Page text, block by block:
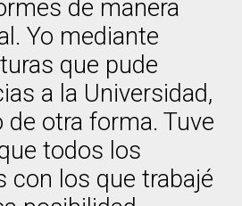
de manera
Yo mediante
que pude
a la Universidad,
de otra forma. Tuve
todos los
con los que trabajé